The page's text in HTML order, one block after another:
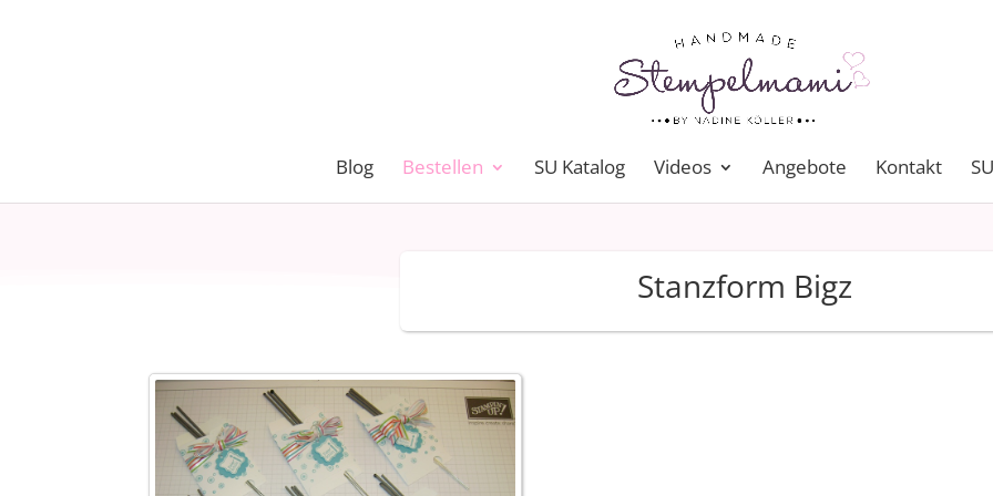
Blog Bestellen SU Katalog Videos Angebote Kontakt
Stanzform Bigz